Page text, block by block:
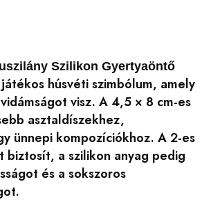
Szilikon Gyertyaöntő
húsvéti szimbólum, amely
visz. A 4,5 × 8 cm-es
asztaldíszekhez,
ünnepi kompozíciókhoz. A 2-es
biztosít, a szilikon anyag pedig
és a sokszoros